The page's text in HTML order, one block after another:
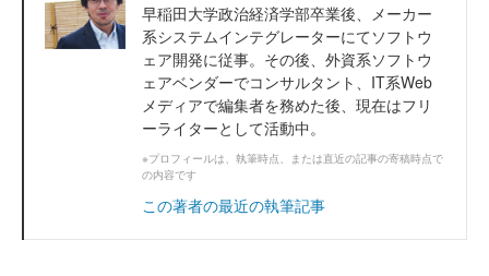
早稲田大学政治経済学部卒業後、メーカー
系システムインテグレーターにてソフトウ
ェア開発に従事。その後、外資系ソフトウ
ェアベンダーでコンサルタント、IT系Web
メディアで編集者を務めた後、現在はフリ
ーライターとして活動中。
※プロフィールは、執筆時点、または直近の記事の寄稿時点で
の内容です
この著者の最近の執筆記事